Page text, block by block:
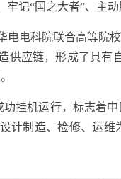
记“国之大者”、主
电科院联合高等院
供应链，形成了具
机运行，标志着中
计制造、检修、运